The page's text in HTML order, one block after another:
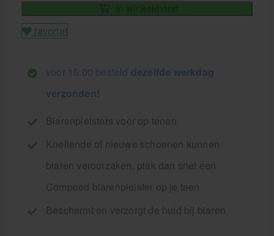
In winkelmand
favoriet
voor 15.00 besteld dezelfde werkdag
verzonden!
Blarenpleisters voor op tenen
Knellende of nieuwe schoenen kunnen
blaren veroorzaken, plak dan snel een
Compeed blarenpleister op je teen
Beschermt en verzorgt de huid bij blaren